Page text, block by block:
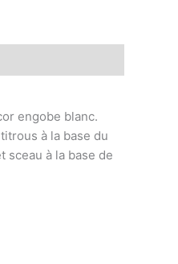
engobe blanc.
à la base du
sceau à la base de